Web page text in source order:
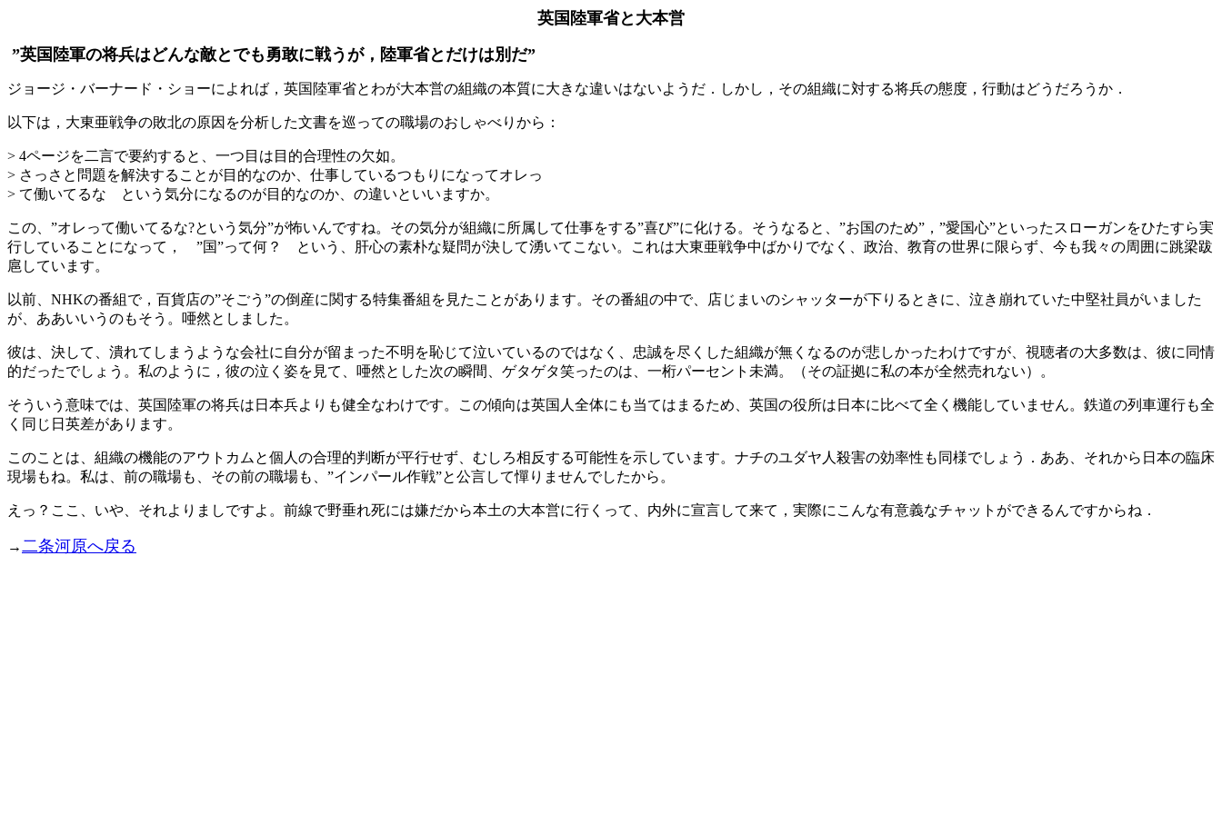
英国陸軍省と大本営
”英国陸軍の将兵はどんな敵とでも勇敢に戦うが，陸軍省とだけは別だ”
ジョージ・バーナード・ショーによれば，英国陸軍省とわが大本営の組織の本質に大きな違いはないようだ．しかし，その組織に対する将兵の態度，行動はどうだろうか．
以下は，大東亜戦争の敗北の原因を分析した文書を巡っての職場のおしゃべりから：
> 4ページを二言で要約すると、一つ目は目的合理性の欠如。
> さっさと問題を解決することが目的なのか、仕事しているつもりになってオレっ
> て働いてるな という気分になるのが目的なのか、の違いといいますか。
この、”オレって働いてるな?という気分”が怖いんですね。その気分が組織に所属して仕事をする”喜び”に化ける。そうなると、”お国のため”，”愛国心”といったスローガンをひたすら実
行していることになって， ”国”って何？ という、肝心の素朴な疑問が決して湧いてこない。これは大東亜戦争中ばかりでなく、政治、教育の世界に限らず、今も我々の周囲に跳梁跋
扈しています。
以前、NHKの番組で，百貨店の”そごう”の倒産に関する特集番組を見たことがあります。その番組の中で、店じまいのシャッターが下りるときに、泣き崩れていた中堅社員がいました
が、ああいいうのもそう。唖然としました。
彼は、決して、潰れてしまうような会社に自分が留まった不明を恥じて泣いているのではなく、忠誠を尽くした組織が無くなるのが悲しかったわけですが、視聴者の大多数は、彼に同情
的だったでしょう。私のように，彼の泣く姿を見て、唖然とした次の瞬間、ゲタゲタ笑ったのは、一桁パーセント未満。（その証拠に私の本が全然売れない）。
そういう意味では、英国陸軍の将兵は日本兵よりも健全なわけです。この傾向は英国人全体にも当てはまるため、英国の役所は日本に比べて全く機能していません。鉄道の列車運行も全
く同じ日英差があります。
このことは、組織の機能のアウトカムと個人の合理的判断が平行せず、むしろ相反する可能性を示しています。ナチのユダヤ人殺害の効率性も同様でしょう．ああ、それから日本の臨床
現場もね。私は、前の職場も、その前の職場も、”インパール作戦”と公言して憚りませんでしたから。
えっ？ここ、いや、それよりましですよ。前線で野垂れ死には嫌だから本土の大本営に行くって、内外に宣言して来て，実際にこんな有意義なチャットができるんですからね．
→二条河原へ戻る